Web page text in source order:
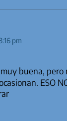
pm
buena, pero
ESO